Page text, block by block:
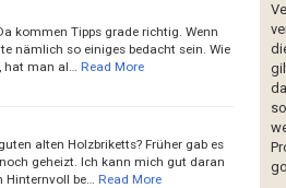
kommen Tipps grade richtig. Wenn
nämlich so einiges bedacht sein. Wie
man al…
Read More
alten Holzbriketts? Früher gab es
geheizt. Ich kann mich gut daran
be…
Read More